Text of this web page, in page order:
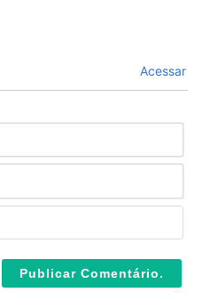
Acessar
m
*a
l